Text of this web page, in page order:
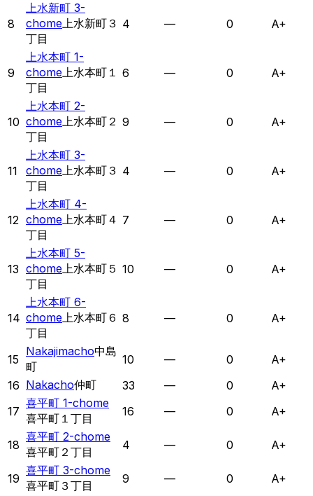
8
上水新町 3-
chome上水新町３
丁目
4 — 0 A+
9
上水本町 1-
chome上水本町１
丁目
6 — 0 A+
10
上水本町 2-
chome上水本町２
丁目
9 — 0 A+
11
上水本町 3-
chome上水本町３
丁目
4 — 0 A+
12
上水本町 4-
chome上水本町４
丁目
7 — 0 A+
13
上水本町 5-
chome上水本町５
丁目
10 — 0 A+
14
上水本町 6-
chome上水本町６
丁目
8 — 0 A+
15
Nakajimacho中島
町
10 — 0
A+
16 Nakacho仲町 33 — 0
A+
17
喜平町 1-chome
喜平町１丁目
16 — 0 A+
18
喜平町 2-chome
喜平町２丁目
4 — 0 A+
19
喜平町 3-chome
喜平町３丁目
9 — 0 A+